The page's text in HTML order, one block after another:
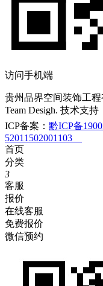
访问手机端
贵州品界空间装饰工
Team Desigh. 技术支持
ICP备案： 黔ICP备
52011502001103
首页
分类
3
客服
报价
在线客服
免费报价
微信预约